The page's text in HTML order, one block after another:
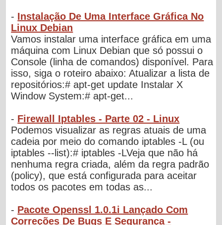
- Instalação De Uma Interface Gráfica No
Linux Debian
Vamos instalar uma interface gráfica em uma
máquina com Linux Debian que só possui o
Console (linha de comandos) disponível. Para
isso, siga o roteiro abaixo: Atualizar a lista de
repositórios:# apt-get update Instalar X
Window System:# apt-get...
- Firewall Iptables - Parte 02 - Linux
Podemos visualizar as regras atuais de uma
cadeia por meio do comando iptables -L (ou
iptables --list):# iptables -LVeja que não há
nenhuma regra criada, além da regra padrão
(policy), que está configurada para aceitar
todos os pacotes em todas as...
- Pacote Openssl 1.0.1i Lançado Com
Correções De Bugs E Segurança -